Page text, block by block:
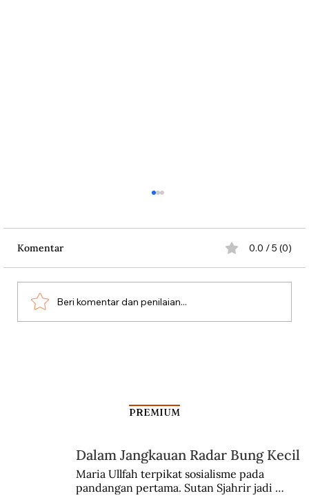
Dari Srebrenica ke Palestina
Komentar 0.0 / 5 (0)
Beri komentar dan penilaian...
PREMIUM
Dalam Jangkauan Radar Bung Kecil
Maria Ullfah terpikat sosialisme pada
pandangan pertama. Sutan Sjahrir jadi